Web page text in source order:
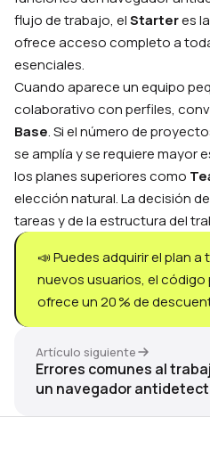
flujo de trabajo, elStarteres
ofrece acceso completo a
esenciales.
Cuando aparece un equipo
colaborativo con perfiles,
Base. Si el número de
se amplía y se requiere mayor
los planes superiores como
elección natural. La decisión
tareas y de la estructura del
📣 Puedes adquirir el plan a
nuevos usuarios, el
ofrece un 20 % de
Artículo siguiente
Errores comunes al
un navegador antidetect